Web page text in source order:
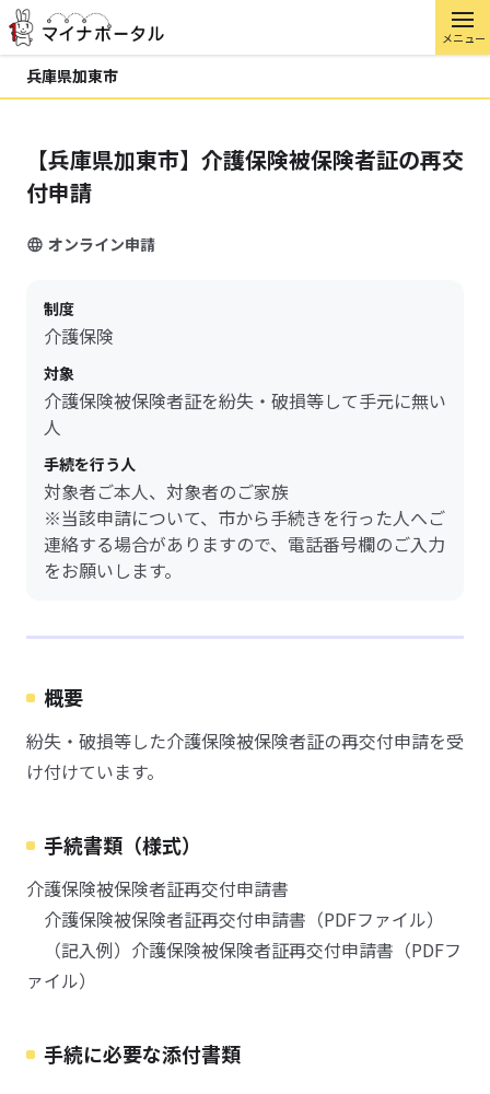
メニュー
兵庫県加東市
【兵庫県加東市】介護保険被保険者証の再交
付申請
オンライン申請
制度
介護保険
対象
介護保険被保険者証を紛失・破損等して手元に無い
人
手続を行う人
対象者ご本人、対象者のご家族
※当該申請について、市から手続きを行った人へご
連絡する場合がありますので、電話番号欄のご入力
をお願いします。
概要
紛失・破損等した介護保険被保険者証の再交付申請を受
け付けています。
手続書類（様式）
介護保険被保険者証再交付申請書
介護保険被保険者証再交付申請書（PDFファイル）
（記入例）介護保険被保険者証再交付申請書（PDFフ
ァイル）
手続に必要な添付書類